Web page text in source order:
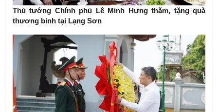
Thủ tướng Chính phủ Lê Minh Hưng thăm, tặng quà
thương binh tại Lạng Sơn